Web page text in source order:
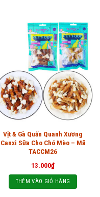
Vịt & Gà Quấn Quanh Xương
Canxi Sữa Cho Chó Mèo – Mã
TACCM26
13.000₫
THÊM VÀO GIỎ HÀNG